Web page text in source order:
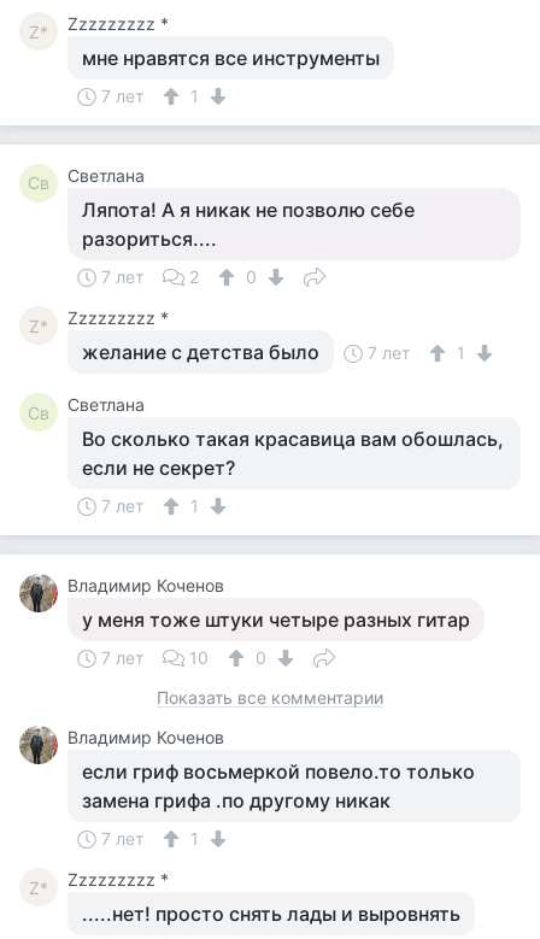
Z* Zzzzzzzzz *
мне нравятся все инструменты
7 лет 1
Св Светлана
Ляпота! А я никак не позволю себе
разориться....
7 лет 2 0
Z* Zzzzzzzzz *
желание с детства было 7 лет 1
Св Светлана
Во сколько такая красавица вам обошлась,
если не секрет?
7 лет 1
Владимир Коченов
у меня тоже штуки четыре разных гитар
7 лет 10
0
Показать все комментарии
Владимир Коченов
если гриф восьмеркой повело.то только
замена грифа .по другому никак
7 лет 1
Z* Zzzzzzzzz *
.....нет! просто снять лады и выровнять